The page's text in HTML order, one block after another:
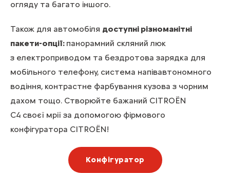
огляду та багато іншого.
Також для автомобіля доступні різноманітні
пакети-опції: панорамний скляний люк
з електроприводом та бездротова зарядка для
мобільного телефону, система напівавтономного
водіння, контрастне фарбування кузова з чорним
дахом тощо. Створюйте бажаний CITROЁN
С4 своєї мрії за допомогою фірмового
конфігуратора CITROЁN!
Конфігуратор